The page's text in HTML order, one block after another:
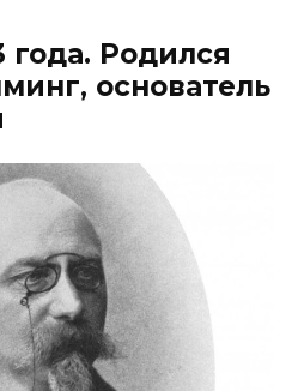
года. Родился
основатель